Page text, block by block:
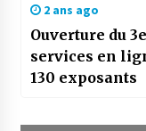
2 ans ago
Ouverture du
services en
130 exposants